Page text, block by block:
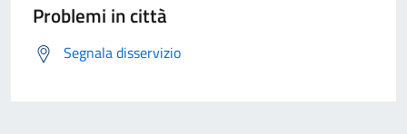
Problemi in città
Segnala disservizio